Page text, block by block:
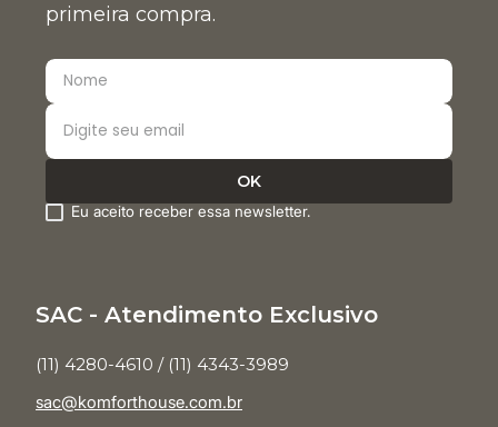
primeira compra.
Eu aceito receber essa newsletter.
SAC - Atendimento Exclusivo
(11) 4280-4610 / (11) 4343-3989
sac@komforthouse.com.br